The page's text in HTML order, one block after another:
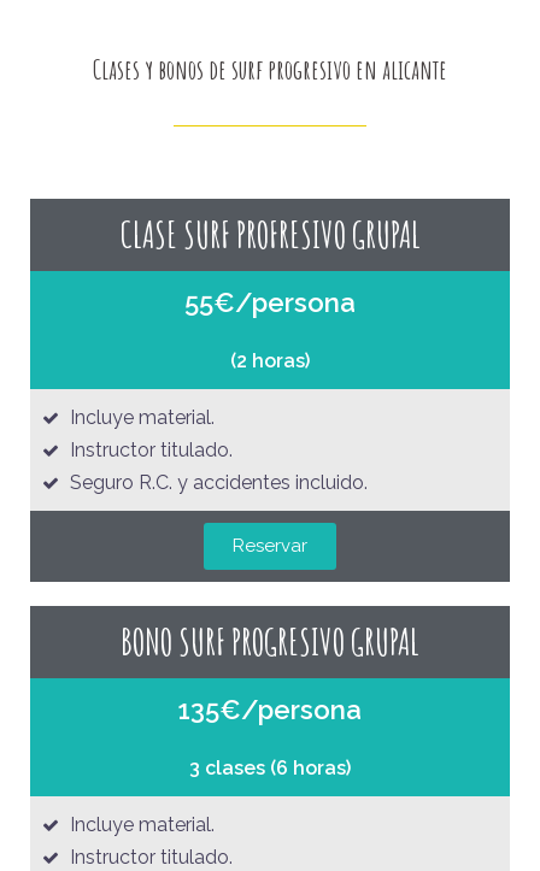
Clases y bonos de surf progresivo en alicante
CLASE SURF PROFRESIVO GRUPAL
55€/persona
(2 horas)
Incluye material.
Instructor titulado.
Seguro R.C. y accidentes incluido.
Reservar
BONO SURF PROGRESIVO GRUPAL
135€/persona
3 clases (6 horas)
Incluye material.
Instructor titulado.